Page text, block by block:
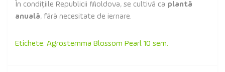
În condițiile Republicii Moldova, se cultivă ca plantă
anuală, fără necesitate de iernare.
Etichete: Agrostemma Blossom Pearl 10 sem.